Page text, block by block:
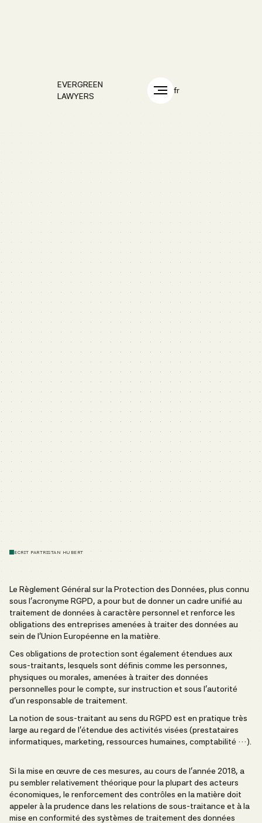
EVERGREEN
LAWYERS
fr
ECRIT PARTRISTAN HUBERT
Le Règlement Général sur la Protection des Données, plus connu
sous l’acronyme RGPD, a pour but de donner un cadre unifié au
traitement de données à caractère personnel et renforce les
obligations des entreprises amenées à traiter des données au
sein de l’Union Européenne en la matière.
Ces obligations de protection sont également étendues aux
sous-traitants, lesquels sont définis comme les personnes,
physiques ou morales, amenées à traiter des données
personnelles pour le compte, sur instruction et sous l’autorité
d’un responsable de traitement.
La notion de sous-traitant au sens du RGPD est en pratique très
large au regard de l’étendue des activités visées (prestataires
informatiques, marketing, ressources humaines, comptabilité …).
Si la mise en œuvre de ces mesures, au cours de l’année 2018, a
pu sembler relativement théorique pour la plupart des acteurs
économiques, le renforcement des contrôles en la matière doit
appeler à la prudence dans les relations de sous-traitance et à la
mise en conformité des systèmes de traitement des données